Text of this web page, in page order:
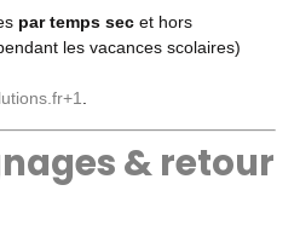
par temps sec et hors
les vacances scolaires)
+1
& retour